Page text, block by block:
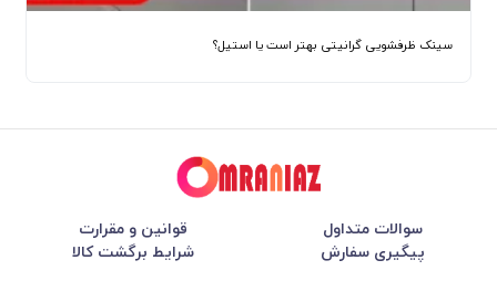
سینک ظرفشویی گرانیتی بهتر است یا استیل؟
سوالات متداول
قوانین و مقرارت
پیگیری سفارش
شرایط برگشت کالا